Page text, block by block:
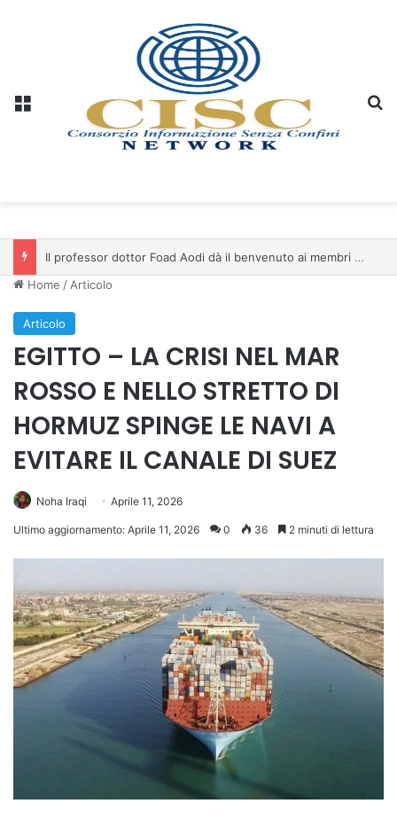
Il professor dottor Foad Aodi dà il benvenuto ai membri del Comitato per le Scienze delle Piramidi e le Scienze Archeologiche…
Home / Articolo
Articolo
EGITTO – LA CRISI NEL MAR
ROSSO E NELLO STRETTO DI
HORMUZ SPINGE LE NAVI A
EVITARE IL CANALE DI SUEZ
Noha Iraqi Aprile 11, 2026
Ultimo aggiornamento: Aprile 11, 2026 0 36 2 minuti di lettura